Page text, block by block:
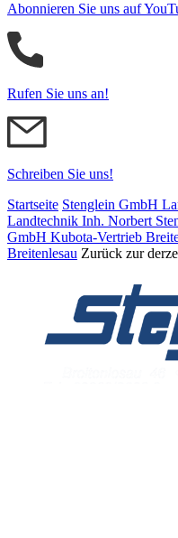
Abonnieren Sie uns auf
Rufen Sie uns an!
Schreiben Sie uns!
Startseite Stenglein GmbH
Land­tech­nik Inh. Norbert
GmbH Kubota-Vertrieb
Breitenlesau Zurück zur